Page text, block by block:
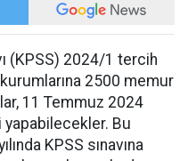
(KPSS) 2024/1 tercih
kurumlarına 2500 memur
11 Temmuz 2024
Bu
KPSS sınavına